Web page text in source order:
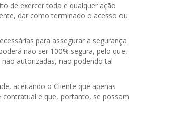
de exercer toda e qualquer ação
dar como terminado o acesso ou
para assegurar a segurança
não ser 100% segura, pelo que,
autorizadas, não podendo tal
aceitando o Cliente que apenas
e que, portanto, se possam